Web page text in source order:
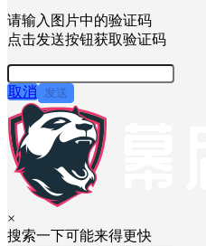
请输入图片中的验证码
点击发送按钮获取验证码
取消 发送
×
搜索一下可能来得更快